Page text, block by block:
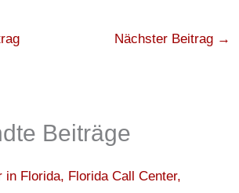
Nächster Beitrag →
Beiträge